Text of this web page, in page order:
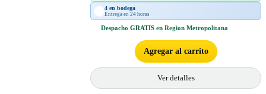
4 en bodega
Entrega en 24 horas
Despacho GRATIS en Region Metropolitana
Agregar al carrito
Ver detalles